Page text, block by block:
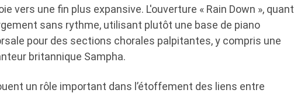
vers une fin plus expansive. L'ouverture « Rain Down », quant
sans rythme, utilisant plutôt une base de piano
pour des sections chorales palpitantes, y compris une
britannique Sampha.
un rôle important dans l’étoffement des liens entre